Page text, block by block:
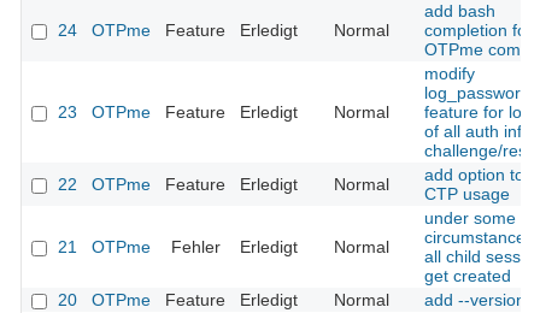
24 OTPme Feature Erledigt Normal
add bash
completion for
OTPme
23 OTPme Feature Erledigt Normal
modify
log_passwords
feature for
of all auth
challenge/
22
OTPme Feature Erledigt Normal
add option to
CTP usage
21 OTPme Fehler Erledigt Normal
under some
circumstances
all child
get created
20
OTPme Feature Erledigt Normal add --version